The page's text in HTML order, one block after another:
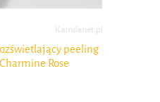
peeling
Rose